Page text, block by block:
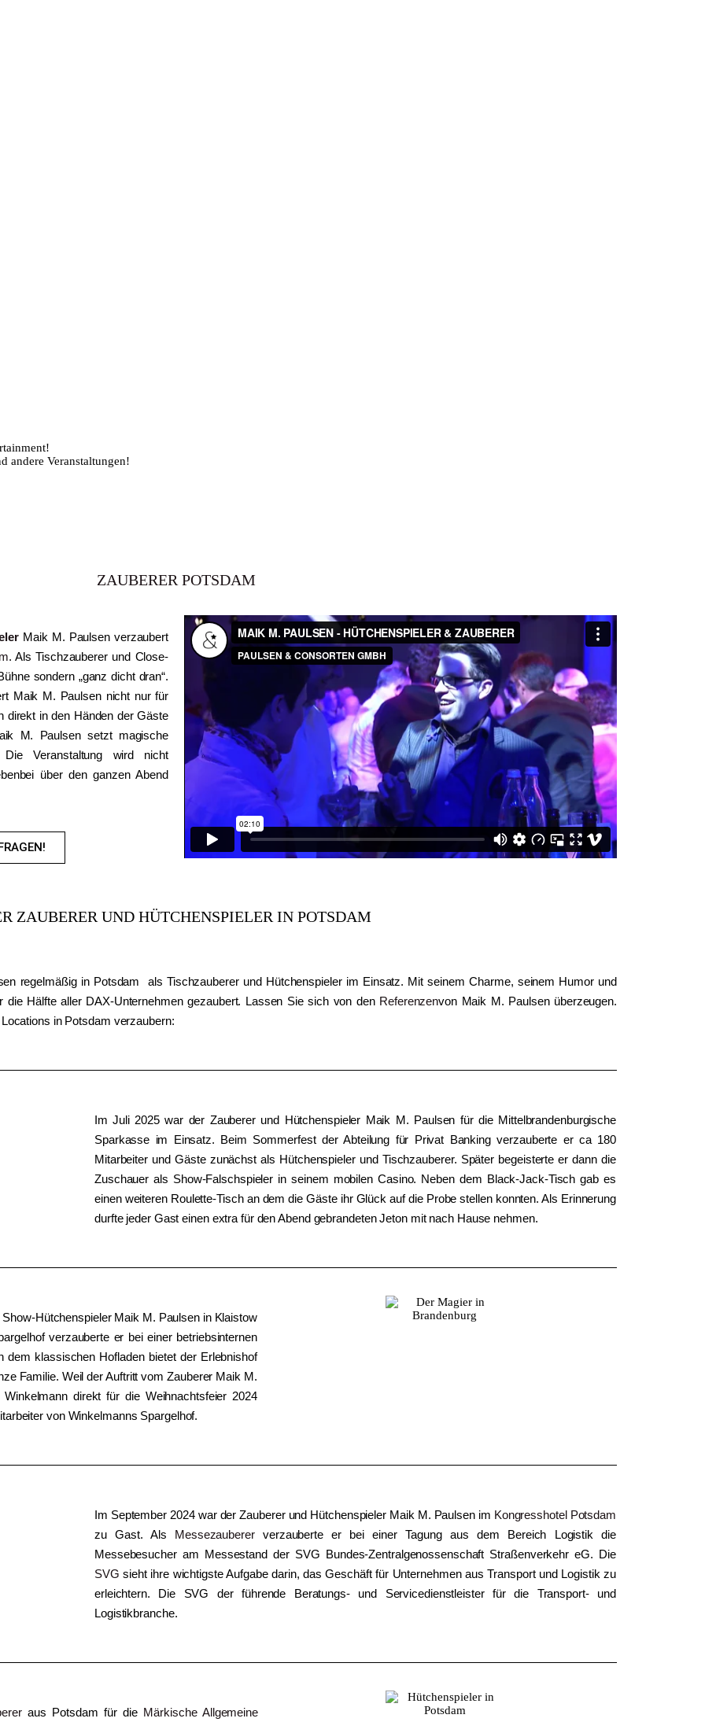
ZAUBERER POTSDAM
Maik M. Paulsen verzaubert
. Als Tischzauberer und Close-
sondern „ganz dicht dran“.
Maik M. Paulsen nicht nur für
direkt in den Händen der Gäste
M. Paulsen setzt magische
Die Veranstaltung wird nicht
über den ganzen Abend
ZAUBERER UND HÜTCHENSPIELER IN POTSDAM
regelmäßig in Potsdam als Tischzauberer und Hütchenspieler im Einsatz. Mit seinem Charme, seinem Humor und
Hälfte aller DAX-Unternehmen gezaubert. Lassen Sie sich von den Referenzenvon Maik M. Paulsen überzeugen.
in Potsdam verzaubern:
Im Juli 2025 war der Zauberer und Hütchenspieler Maik M. Paulsen für die Mittelbrandenburgische
Sparkasse im Einsatz. Beim Sommerfest der Abteilung für Privat Banking verzauberte er ca 180
Mitarbeiter und Gäste zunächst als Hütchenspieler und Tischzauberer. Später begeisterte er dann die
Zuschauer als Show-Falschspieler in seinem mobilen Casino. Neben dem Black-Jack-Tisch gab es
einen weiteren Roulette-Tisch an dem die Gäste ihr Glück auf die Probe stellen konnten. Als Erinnerung
durfte jeder Gast einen extra für den Abend gebrandeten Jeton mit nach Hause nehmen.
Hütchenspieler Maik M. Paulsen in Klaistow
verzauberte er bei einer betriebsinternen
klassischen Hofladen bietet der Erlebnishof
Familie. Weil der Auftritt vom Zauberer Maik M.
direkt für die Weihnachtsfeier 2024
von Winkelmanns Spargelhof.
Im September 2024 war der Zauberer und Hütchenspieler Maik M. Paulsen im Kongresshotel Potsdam
zu Gast. Als Messezaubererverzauberte er bei einer Tagung aus dem Bereich Logistik die
Messebesucher am Messestand der SVG Bundes-Zentralgenossenschaft Straßenverkehr eG. Die
SVG sieht ihre wichtigste Aufgabe darin, das Geschäft für Unternehmen aus Transport und Logistik zu
erleichtern. Die SVG der führende Beratungs- und Servicedienstleister für die Transport- und
Logistikbranche.
aus Potsdam für die Märkische Allgemeine